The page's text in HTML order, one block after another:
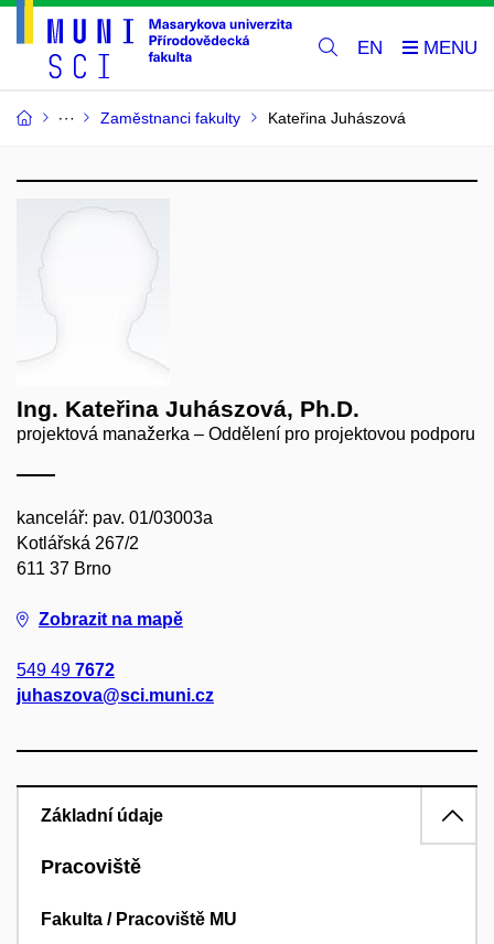
EN
Zaměstnanci fakulty Kateřina Juhászová
Ing. Kateřina Juhászová, Ph.D.
projektová manažerka – Oddělení pro projektovou podporu
kancelář: pav. 01/03003a
Kotlářská 267/2
611 37 Brno
Zobrazit na mapě
549 49 7672
juhaszova@sci.muni.cz
Základní údaje
Pracoviště
Fakulta / Pracoviště MU